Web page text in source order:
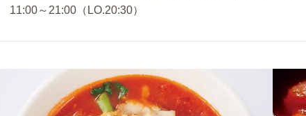
11:00～21:00（LO.20:30）